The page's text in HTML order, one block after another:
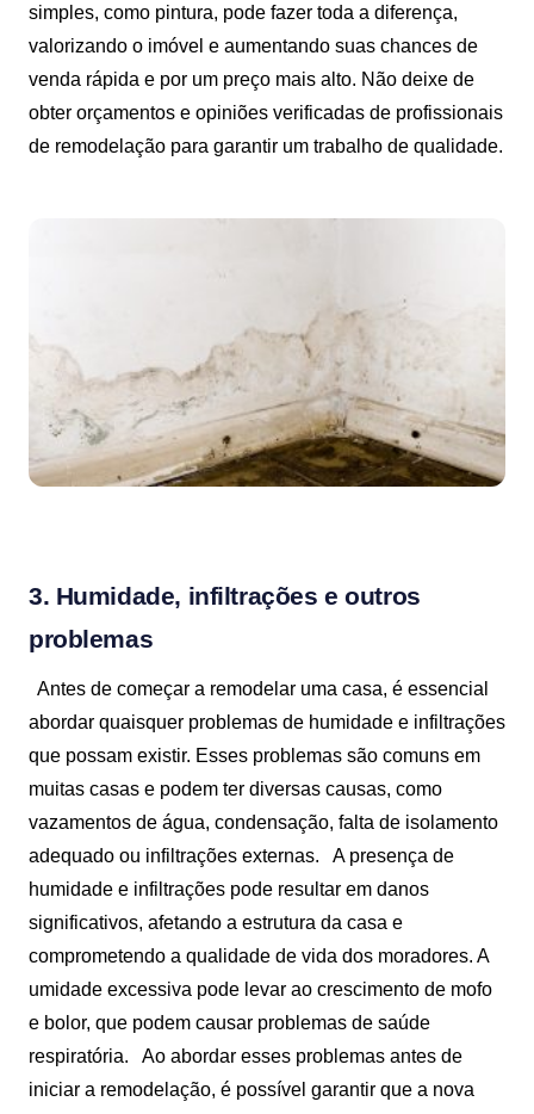
simples, como pintura, pode fazer toda a diferença,
valorizando o imóvel e aumentando suas chances de
venda rápida e por um preço mais alto. Não deixe de
obter orçamentos e opiniões verificadas de profissionais
de remodelação para garantir um trabalho de qualidade.
3. Humidade, infiltrações e outros
problemas
Antes de começar a remodelar uma casa, é essencial
abordar quaisquer problemas de humidade e infiltrações
que possam existir. Esses problemas são comuns em
muitas casas e podem ter diversas causas, como
vazamentos de água, condensação, falta de isolamento
adequado ou infiltrações externas.
A presença de
humidade e infiltrações pode resultar em danos
significativos, afetando a estrutura da casa e
comprometendo a qualidade de vida dos moradores. A
umidade excessiva pode levar ao crescimento de mofo
e bolor, que podem causar problemas de saúde
respiratória.
Ao abordar esses problemas antes de
iniciar a remodelação, é possível garantir que a nova